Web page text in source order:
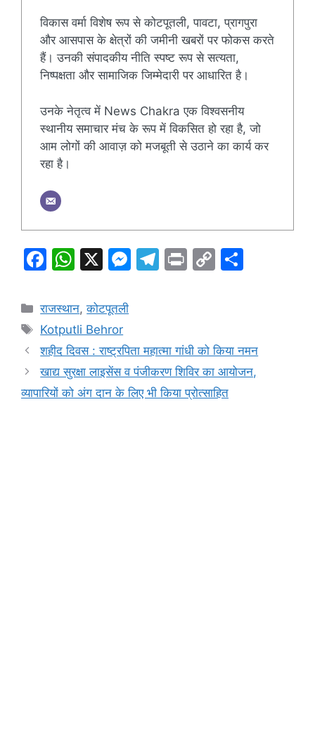
विकास वर्मा विशेष रूप से कोटपूतली, पावटा, प्रागपुरा
और आसपास के क्षेत्रों की जमीनी खबरों पर फोकस करते
हैं। उनकी संपादकीय नीति स्पष्ट रूप से सत्यता,
निष्पक्षता और सामाजिक जिम्मेदारी पर आधारित है।
उनके नेतृत्व में News Chakra एक विश्वसनीय
स्थानीय समाचार मंच के रूप में विकसित हो रहा है, जो
आम लोगों की आवाज़ को मजबूती से उठाने का कार्य कर
रहा है।
F
c
e
b
o
o
W
at
s
A
p
p
X
M
e
n
g
T
a
m
Pr C
Li
n
k
Categories
राजस्थान,कोटपूतली
Tags
Kotputli Behror
शहीद दिवस : राष्ट्रपिता महात्मा गांधी को किया नमन
खाद्य सुरक्षा लाइसेंस व पंजीकरण शिविर का आयोजन,
व्यापारियों को अंग दान के लिए भी किया प्रोत्साहित